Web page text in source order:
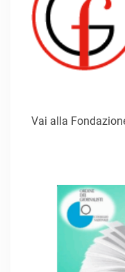
Vai alla